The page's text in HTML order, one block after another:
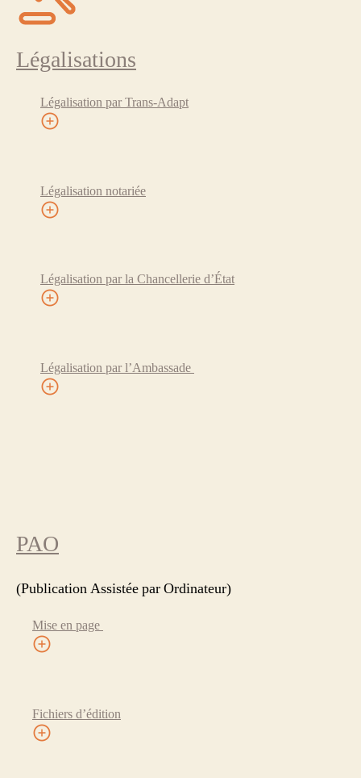
Légalisations
Légalisation par Trans-Adapt
Légalisation notariée
Légalisation par la Chancellerie d’État
Légalisation par l’Ambassade
PAO
(Publication Assistée par Ordinateur)
Mise en page
Fichiers d’édition